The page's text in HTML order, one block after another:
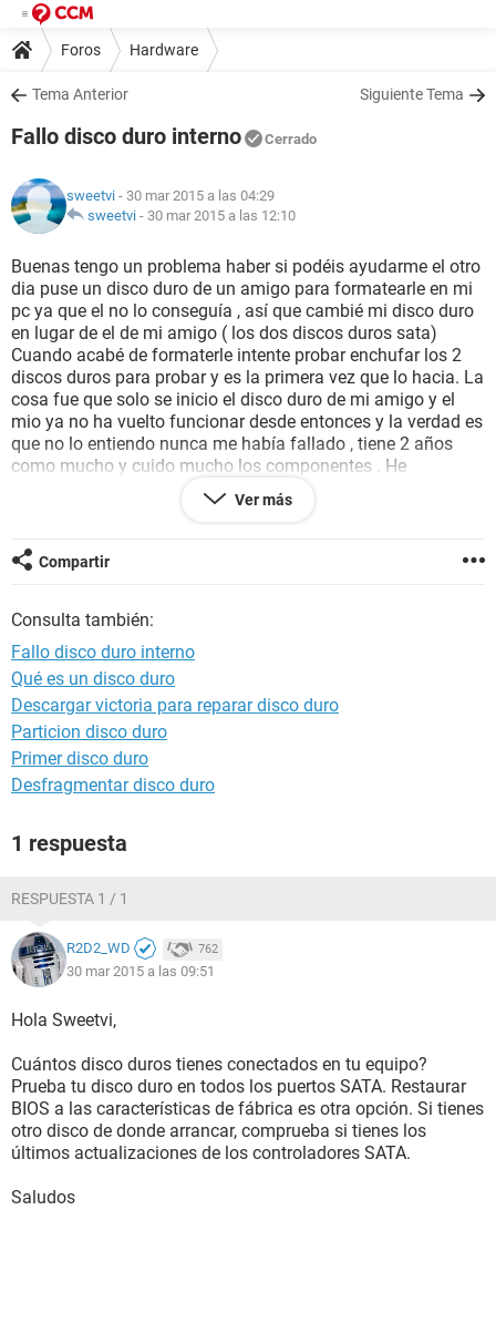
Foros Hardware
Tema Anterior Siguiente Tema
Fallo disco duro interno Cerrado
sweetvi - 30 mar 2015 a las 04:29
sweetvi - 30 mar 2015 a las 12:10
Buenas tengo un problema haber si podéis ayudarme el otro
dia puse un disco duro de un amigo para formatearle en mi
pc ya que el no lo conseguía , así que cambié mi disco duro
en lugar de el de mi amigo ( los dos discos duros sata)
Cuando acabé de formaterle intente probar enchufar los 2
discos duros para probar y es la primera vez que lo hacia. La
cosa fue que solo se inicio el disco duro de mi amigo y el
mio ya no ha vuelto funcionar desde entonces y la verdad es
que no lo entiendo nunca me había fallado , tiene 2 años
como mucho y cuido mucho los componentes . He
comprobado los cables de alimentacion y de datos y están
todos bien, le llega bien la corriente pero en la BIOS ni si
gracias de antemano :)
Ver más
Compartir
Consulta también:
Fallo disco duro interno
Qué es un disco duro
Descargar victoria para reparar disco duro
Particion disco duro
Primer disco duro
Desfragmentar disco duro
1 respuesta
RESPUESTA 1 / 1
R2D2_WD 762
30 mar 2015 a las 09:51
Hola Sweetvi,
Cuántos disco duros tienes conectados en tu equipo?
Prueba tu disco duro en todos los puertos SATA. Restaurar
BIOS a las características de fábrica es otra opción. Si tienes
otro disco de donde arrancar, comprueba si tienes los
últimos actualizaciones de los controladores SATA.
Saludos